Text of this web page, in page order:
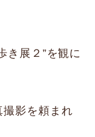
き展２”を観に
撮影を頼まれ